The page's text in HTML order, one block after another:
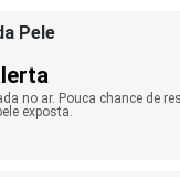
Pele
no ar. Pouca chance de
exposta.